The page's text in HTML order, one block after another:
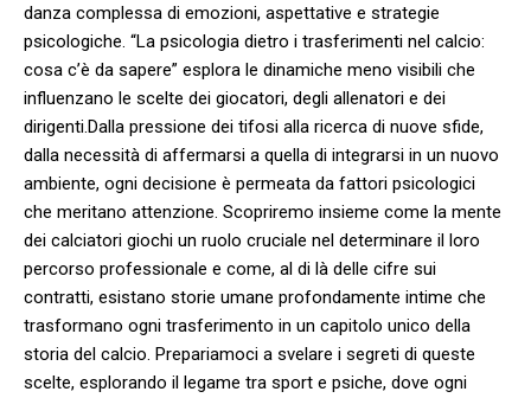
⁢danza complessa di ⁤emozioni, aspettative ‌e⁢ strategie
psicologiche. “La psicologia dietro i trasferimenti nel calcio:
cosa ‌c’è da sapere” esplora le dinamiche meno visibili che
influenzano le ‌scelte dei giocatori, degli allenatori e dei
dirigenti.Dalla pressione dei tifosi alla ricerca di nuove sfide,
dalla necessità di⁤ affermarsi a quella di integrarsi in ​un nuovo
⁢ambiente, ogni decisione​ è permeata da fattori psicologici
che meritano attenzione. Scopriremo insieme⁢ come la mente
dei calciatori giochi un ruolo cruciale nel determinare il loro
percorso professionale ​e ‌come, al di là delle cifre sui
contratti, esistano ⁢storie umane profondamente intime‌ che
trasformano ogni trasferimento⁣ in un capitolo unico della
storia del calcio. Prepariamoci a svelare i segreti di queste⁤
scelte, esplorando ⁢il legame tra sport e psiche, dove⁢ ogni